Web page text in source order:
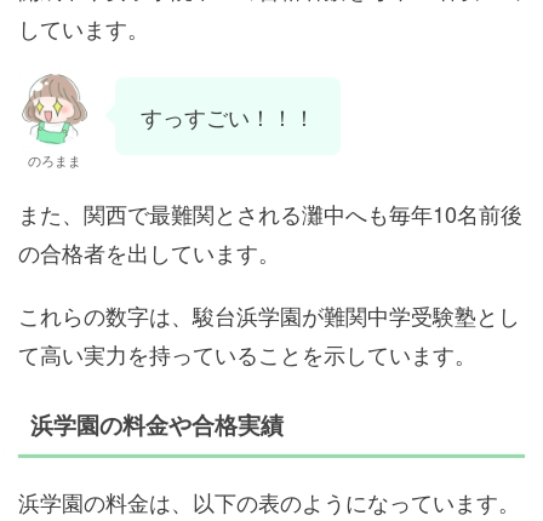
しています。
のろまま
すっすごい！！！
また、関西で最難関とされる灘中へも毎年10名前後
の合格者を出しています。
これらの数字は、駿台浜学園が難関中学受験塾とし
て高い実力を持っていることを示しています。
浜学園の料金や合格実績
浜学園の料金は、以下の表のようになっています。